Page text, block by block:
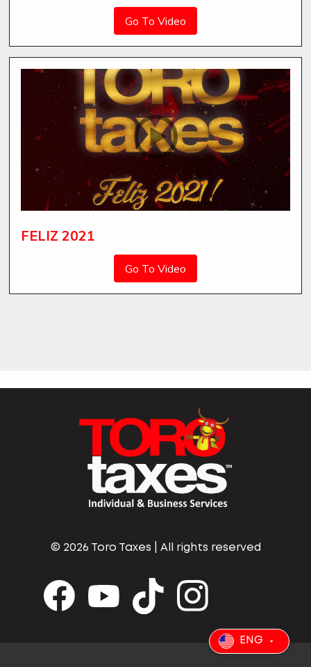
ENG
Go To Video
FELIZ 2021
Go To Video
© 2026 Toro Taxes | All rights reserved